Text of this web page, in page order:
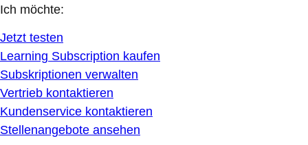
Ich möchte:
Jetzt testen
Learning Subscription kaufen
Subskriptionen verwalten
Vertrieb kontaktieren
Kundenservice kontaktieren
Stellenangebote ansehen